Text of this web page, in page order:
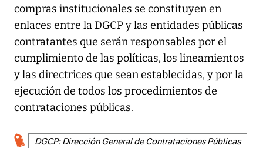
compras institucionales se constituyen en
enlaces entre la DGCP y las entidades públicas
contratantes que serán responsables por el
cumplimiento de las políticas, los lineamientos
y las directrices que sean establecidas, y por la
ejecución de todos los procedimientos de
contrataciones públicas.
DGCP: Dirección General de Contrataciones Públicas